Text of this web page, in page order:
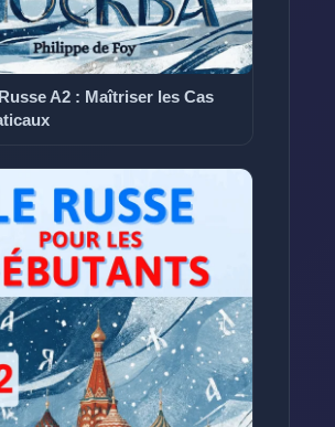
A2 : Maîtriser les Cas